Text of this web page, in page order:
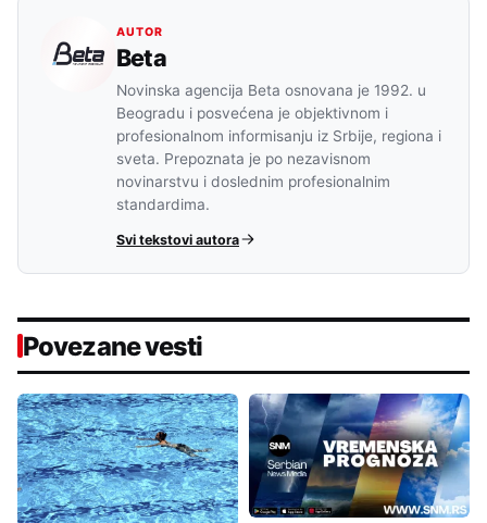
AUTOR
Beta
Novinska agencija Beta osnovana je 1992. u
Beogradu i posvećena je objektivnom i
profesionalnom informisanju iz Srbije, regiona i
sveta. Prepoznata je po nezavisnom
novinarstvu i doslednim profesionalnim
standardima.
Svi tekstovi autora
Povezane vesti